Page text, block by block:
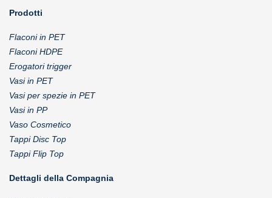
Prodotti
Flaconi in PET
Flaconi HDPE
Erogatori trigger
Vasi in PET
Vasi per spezie in PET
Vasi in PP
Vaso Cosmetico
Tappi Disc Top
Tappi Flip Top
Dettagli della Compagnia